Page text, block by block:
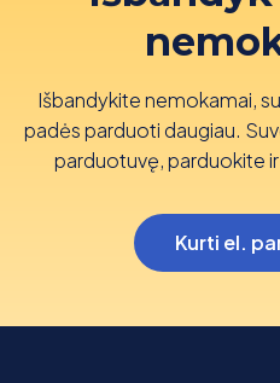
Išbandykite nemokamai,
padės parduoti daugiau.
parduotuvę, parduokite
Kurti el.